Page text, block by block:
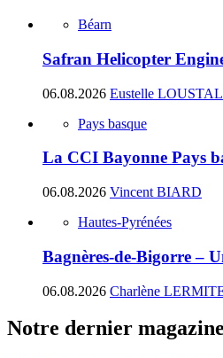
Béarn
Safran Helicopter
06.08.2026 Eustelle
Pays basque
La CCI Bayonne Pays
06.08.2026 Vincent BIARD
Hautes-Pyrénées
Bagnères-de-Bigorre –
06.08.2026 Charlène
Notre dernier magazine